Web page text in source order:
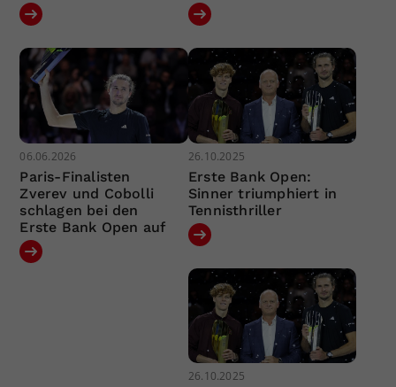
06.06.2026
Paris-Finalisten
Zverev und Cobolli
schlagen bei den
Erste Bank Open auf
26.10.2025
Erste Bank Open:
Sinner triumphiert in
Tennisthriller
26.10.2025